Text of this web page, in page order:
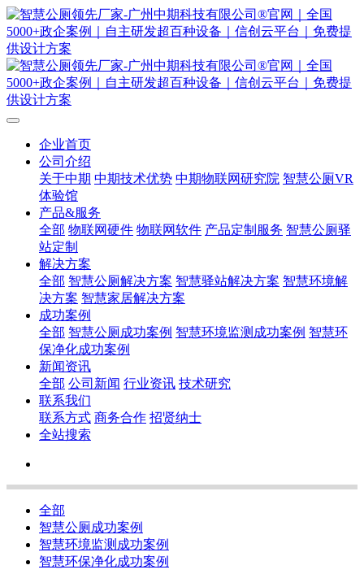
企业首页
公司介绍
关于中期 中期技术优势 中期物联网研究院 智慧公厕VR
体验馆
产品&服务
全部 物联网硬件 物联网软件 产品定制服务 智慧公厕驿
站定制
解决方案
全部 智慧公厕解决方案 智慧驿站解决方案 智慧环境解
决方案 智慧家居解决方案
成功案例
全部 智慧公厕成功案例 智慧环境监测成功案例 智慧环
保净化成功案例
新闻资讯
全部 公司新闻 行业资讯 技术研究
联系我们
联系方式 商务合作 招贤纳士
全站搜索
全部
智慧公厕成功案例
智慧环境监测成功案例
智慧环保净化成功案例